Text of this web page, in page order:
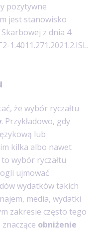
pozytywne
jest stanowisko
z dnia 4
1.4011.271.2021.2.ISL.
że wybór ryczałtu
. Przykładowo, gdy
lub
kilka albo nawet
wybór ryczałtu
ujmować
wydatków takich
media, wydatki
zakresie często tego
obniżenie